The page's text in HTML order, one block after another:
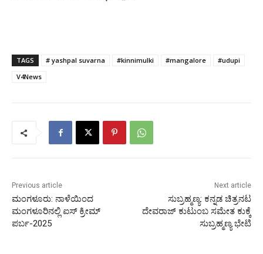
TAGS # yashpal suvarna #kinnimulki #mangalore
#udupi
V4News
Previous article
ಮಂಗಳೂರು: ನಾಳೆಯಿಂದ
ಮಂಗಳೂರಿನಲ್ಲಿ ಐಸ್ ಕ್ರೀಮ್
ಪರ್ಬ-2025
Next article
ಸುಬ್ರಹ್ಮಣ್ಯ: ಕನ್ನಡ ಚಿತ್ರನಟ
ದೇವರಾಜ್ ಕುಟುಂಬ ಸಮೇತ ಕುಕ್ಕೆ
ಸುಬ್ರಹ್ಮಣ್ಯ ಭೇಟಿ